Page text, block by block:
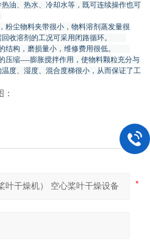
油、热水、冷却水等，既可连续操作也可
尘物料夹带很小，物料溶剂蒸发量很
回收溶剂的工况可采用闭路循环。
结构，磨损量小，维修费用很低。
压缩----膨胀搅拌作用，使物料颗粒充分与
度、湿度、混合度梯很小，从而保证了工